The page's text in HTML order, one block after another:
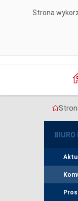
Strona
BIURO